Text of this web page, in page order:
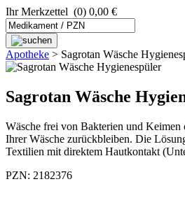
Ihr Merkzettel (0) 0,00 €
Apotheke > Sagrotan Wäsche
Sagrotan Wäsche
Wäsche frei von Bakterien und Keimen
Ihrer Wäsche zurückbleiben. Die
Textilien mit direktem Hautkontakt
PZN: 2182376